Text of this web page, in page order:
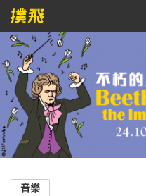
節目
主辦單位
關於撲飛
條款及細則
EN
音樂